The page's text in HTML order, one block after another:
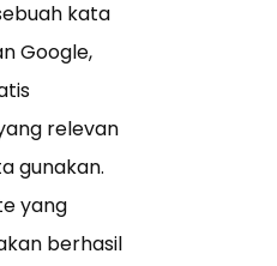
kata
Google,
relevan
gunakan.
yang
berhasil